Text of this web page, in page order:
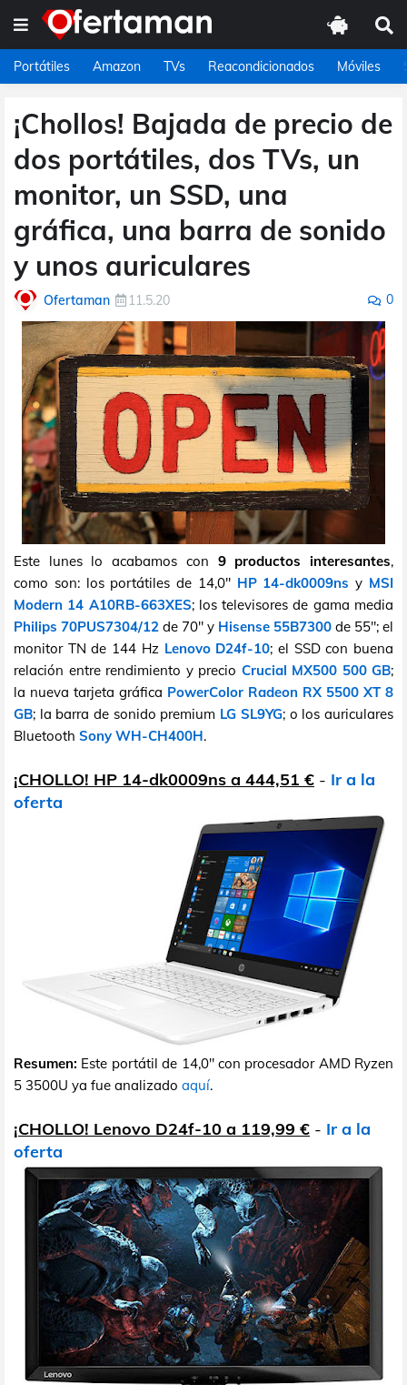
Portátiles Amazon TVs Reacondicionados Móviles
¡Chollos! Bajada de precio de
dos portátiles, dos TVs, un
monitor, un SSD, una
gráfica, una barra de sonido
y unos auriculares
Ofertaman 11.5.20 0
Este lunes lo acabamos con 9 productos interesantes,
como son: los portátiles de 14,0" HP 14-dk0009ns y MSI
Modern 14 A10RB-663XES; los televisores de gama media
Philips 70PUS7304/12 de 70" y Hisense 55B7300 de 55"; el
monitor TN de 144 Hz Lenovo D24f-10; el SSD con buena
relación entre rendimiento y precio Crucial MX500 500 GB;
la nueva tarjeta gráfica PowerColor Radeon RX 5500 XT 8
GB; la barra de sonido premium LG SL9YG; o los auriculares
Bluetooth Sony WH-CH400H.
¡CHOLLO! HP 14-dk0009ns a 444,51 € - Ir a la
oferta
Resumen: Este portátil de 14,0" con procesador AMD Ryzen
5 3500U ya fue analizado aquí.
¡CHOLLO! Lenovo D24f-10 a 119,99 € - Ir a la
oferta